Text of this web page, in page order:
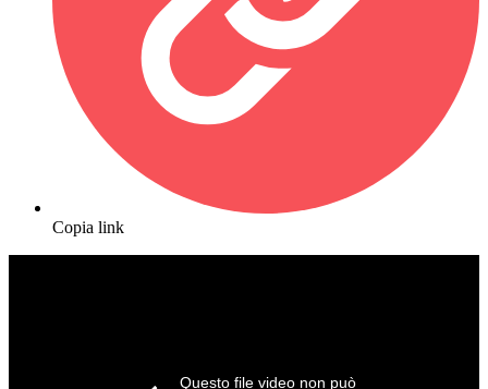
Copia link
Questo file video non può